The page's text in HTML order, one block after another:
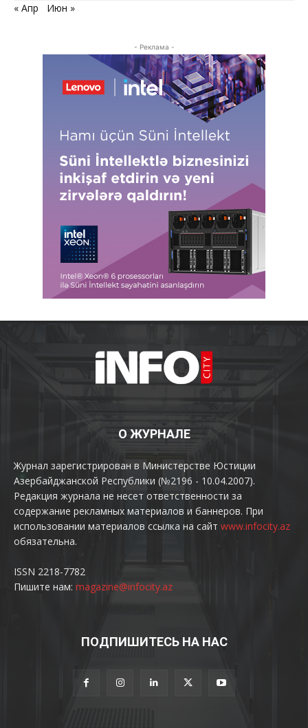
« Апр
Июн »
- Реклама -
О ЖУРНАЛЕ
Журнал зарегистрирован в Министерстве Юстиции
Азербайджанской Республики (№2196 - 10.04.2007).
Редакция журнала не несет ответственности за
содержание рекламных материалов и баннеров. При
использовании материалов ссылка на сайт www.infocity.az
обязательна.
ISSN 2218-7782
Пишите нам: magazine@infocity.az
ПОДПИШИТЕСЬ НА НАС